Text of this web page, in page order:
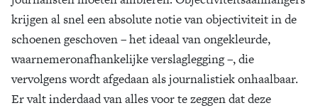
krijgen al snel een absolute notie van objectiviteit in de
schoenen geschoven – het ideaal van ongekleurde,
waarnemeronafhankelijke verslaglegging –, die
vervolgens wordt afgedaan als journalistiek onhaalbaar.
Er valt inderdaad van alles voor te zeggen dat deze